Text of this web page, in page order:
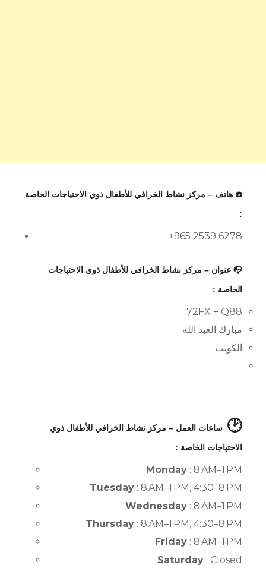
☎️ هاتف – مركز نشاط الخرافي للأطفال ذوي الاحتياجات الخاصة
:
+965 2539 6278
📭 عنوان – مركز نشاط الخرافي للأطفال ذوي الاحتياجات
الخاصة :
72FX + Q88
مبارك العبد الله
الكويت
🕑 ساعات العمل – مركز نشاط الخرافي للأطفال ذوي
الاحتياجات الخاصة :
Monday : 8 AM–1 PM
Tuesday : 8 AM–1 PM, 4:30–8 PM
Wednesday : 8 AM–1 PM
Thursday : 8 AM–1 PM, 4:30–8 PM
Friday : 8 AM–1 PM
Saturday : Closed